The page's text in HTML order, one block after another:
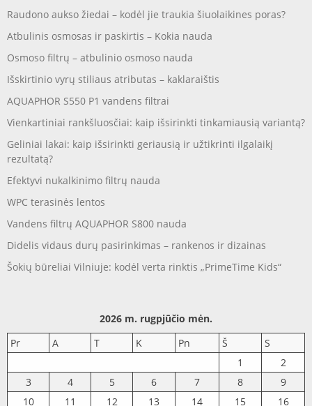
Raudono aukso žiedai – kodėl jie traukia šiuolaikines poras?
Atbulinis osmosas ir paskirtis – Kokia nauda
Osmoso filtrų – atbulinio osmoso nauda
Išskirtinio vyrų stiliaus atributas – kaklaraištis
AQUAPHOR S550 P1 vandens filtrai
Vienkartiniai rankšluosčiai: kaip išsirinkti tinkamiausią variantą?
Geliniai lakai: kaip išsirinkti geriausią ir užtikrinti ilgalaikį
rezultatą?
Efektyvi nukalkinimo filtrų nauda
WPC terasinės lentos
Vandens filtrų AQUAPHOR S800 nauda
Didelis vidaus durų pasirinkimas – rankenos ir dizainas
Šokių būreliai Vilniuje: kodėl verta rinktis „PrimeTime Kids“
2026 m. rugpjūčio mėn.
Pr
A T K Pn Š
S
1
2
3
4 5 6 7 8
9
10
11 12 13 14 15 16